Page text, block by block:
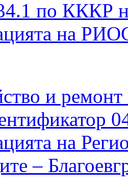
по КККР
на
и
на
–